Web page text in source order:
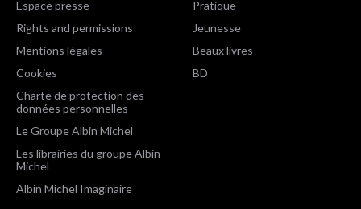
Espace presse
Rights and permissions
Mentions légales
Cookies
Charte de protection des
données personnelles
Le Groupe Albin Michel
Les librairies du groupe Albin
Michel
Albin Michel Imaginaire
Pratique
Jeunesse
Beaux livres
BD